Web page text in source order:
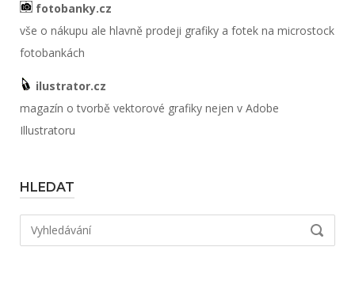
fotobanky.cz
vše o nákupu ale hlavně prodeji grafiky a fotek na microstock
fotobankách
ilustrator.cz
magazín o tvorbě vektorové grafiky nejen v Adobe
Illustratoru
HLEDAT
Hledat: